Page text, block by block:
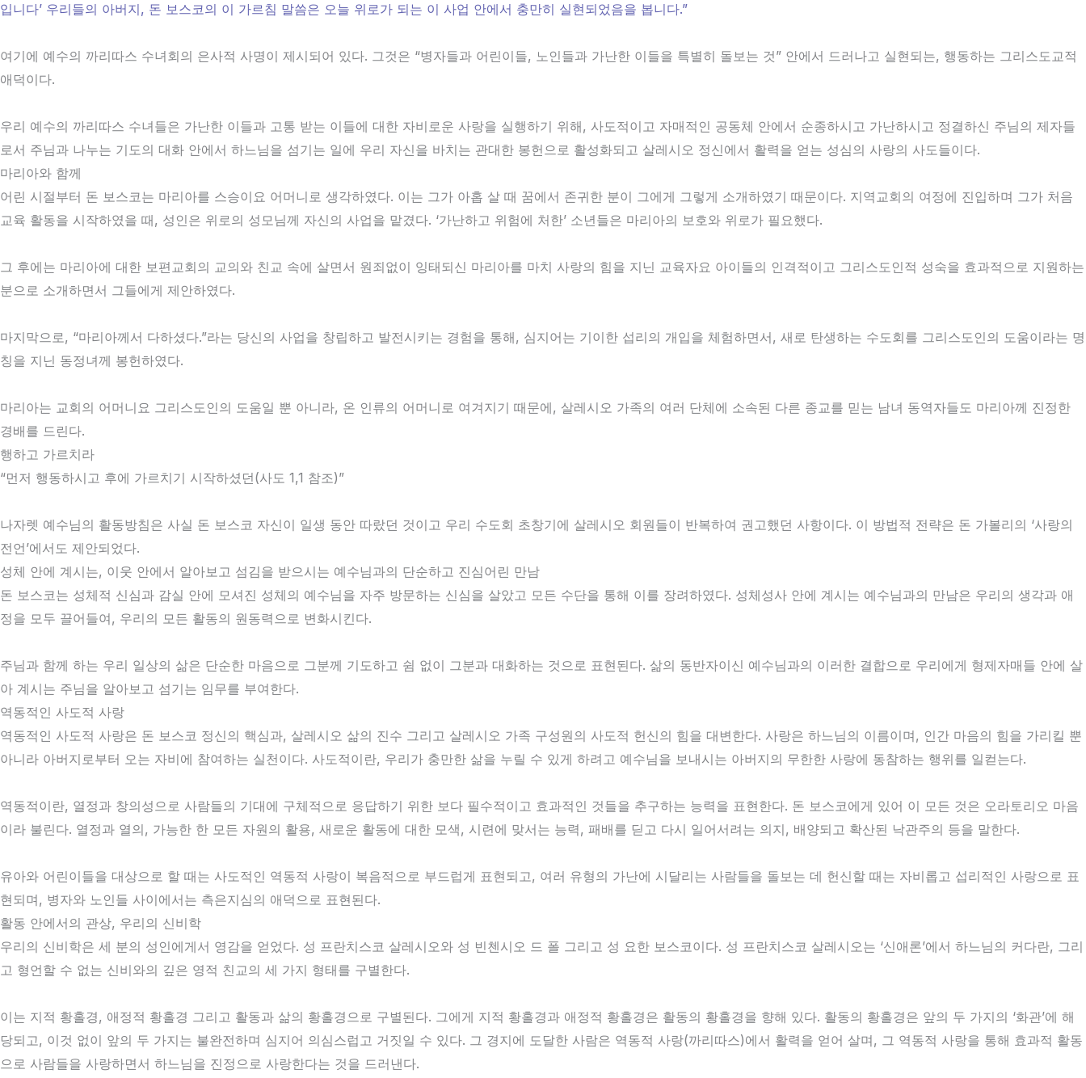
입니다’ 우리들의 아버지, 돈 보스코의 이 가르침 말씀은 오늘 위로가 되는 이 사업 안에서 충만히 실현되었음을 봅니다.”
여기에 예수의 까리따스 수녀회의 은사적 사명이 제시되어 있다. 그것은 “병자들과 어린이들, 노인들과 가난한 이들을 특별히 돌보는 것” 안에서 드러나고 실현되는, 행동하는 그리스도교적
애덕이다.
우리 예수의 까리따스 수녀들은 가난한 이들과 고통 받는 이들에 대한 자비로운 사랑을 실행하기 위해, 사도적이고 자매적인 공동체 안에서 순종하시고 가난하시고 정결하신 주님의 제자들
로서 주님과 나누는 기도의 대화 안에서 하느님을 섬기는 일에 우리 자신을 바치는 관대한 봉헌으로 활성화되고 살레시오 정신에서 활력을 얻는 성심의 사랑의 사도들이다.
마리아와 함께
어린 시절부터 돈 보스코는 마리아를 스승이요 어머니로 생각하였다. 이는 그가 아홉 살 때 꿈에서 존귀한 분이 그에게 그렇게 소개하였기 때문이다. 지역교회의 여정에 진입하며 그가 처음
교육 활동을 시작하였을 때, 성인은 위로의 성모님께 자신의 사업을 맡겼다. ‘가난하고 위험에 처한’ 소년들은 마리아의 보호와 위로가 필요했다.
그 후에는 마리아에 대한 보편교회의 교의와 친교 속에 살면서 원죄없이 잉태되신 마리아를 마치 사랑의 힘을 지닌 교육자요 아이들의 인격적이고 그리스도인적 성숙을 효과적으로 지원하는
분으로 소개하면서 그들에게 제안하였다.
마지막으로, “마리아께서 다하셨다.”라는 당신의 사업을 창립하고 발전시키는 경험을 통해, 심지어는 기이한 섭리의 개입을 체험하면서, 새로 탄생하는 수도회를 그리스도인의 도움이라는 명
칭을 지닌 동정녀께 봉헌하였다.
마리아는 교회의 어머니요 그리스도인의 도움일 뿐 아니라, 온 인류의 어머니로 여겨지기 때문에, 살레시오 가족의 여러 단체에 소속된 다른 종교를 믿는 남녀 동역자들도 마리아께 진정한
경배를 드린다.
행하고 가르치라
“먼저 행동하시고 후에 가르치기 시작하셨던(사도 1,1 참조)”
나자렛 예수님의 활동방침은 사실 돈 보스코 자신이 일생 동안 따랐던 것이고 우리 수도회 초창기에 살레시오 회원들이 반복하여 권고했던 사항이다. 이 방법적 전략은 돈 가볼리의 ‘사랑의
전언’에서도 제안되었다.
성체 안에 계시는, 이웃 안에서 알아보고 섬김을 받으시는 예수님과의 단순하고 진심어린 만남
돈 보스코는 성체적 신심과 감실 안에 모셔진 성체의 예수님을 자주 방문하는 신심을 살았고 모든 수단을 통해 이를 장려하였다. 성체성사 안에 계시는 예수님과의 만남은 우리의 생각과 애
정을 모두 끌어들여, 우리의 모든 활동의 원동력으로 변화시킨다.
주님과 함께 하는 우리 일상의 삶은 단순한 마음으로 그분께 기도하고 쉼 없이 그분과 대화하는 것으로 표현된다. 삶의 동반자이신 예수님과의 이러한 결합으로 우리에게 형제자매들 안에 살
아 계시는 주님을 알아보고 섬기는 임무를 부여한다.
역동적인 사도적 사랑
역동적인 사도적 사랑은 돈 보스코 정신의 핵심과, 살레시오 삶의 진수 그리고 살레시오 가족 구성원의 사도적 헌신의 힘을 대변한다. 사랑은 하느님의 이름이며, 인간 마음의 힘을 가리킬 뿐
아니라 아버지로부터 오는 자비에 참여하는 실천이다. 사도적이란, 우리가 충만한 삶을 누릴 수 있게 하려고 예수님을 보내시는 아버지의 무한한 사랑에 동참하는 행위를 일컫는다.
역동적이란, 열정과 창의성으로 사람들의 기대에 구체적으로 응답하기 위한 보다 필수적이고 효과적인 것들을 추구하는 능력을 표현한다. 돈 보스코에게 있어 이 모든 것은 오라토리오 마음
이라 불린다. 열정과 열의, 가능한 한 모든 자원의 활용, 새로운 활동에 대한 모색, 시련에 맞서는 능력, 패배를 딛고 다시 일어서려는 의지, 배양되고 확산된 낙관주의 등을 말한다.
유아와 어린이들을 대상으로 할 때는 사도적인 역동적 사랑이 복음적으로 부드럽게 표현되고, 여러 유형의 가난에 시달리는 사람들을 돌보는 데 헌신할 때는 자비롭고 섭리적인 사랑으로 표
현되며, 병자와 노인들 사이에서는 측은지심의 애덕으로 표현된다.
활동 안에서의 관상, 우리의 신비학
우리의 신비학은 세 분의 성인에게서 영감을 얻었다. 성 프란치스코 살레시오와 성 빈첸시오 드 폴 그리고 성 요한 보스코이다. 성 프란치스코 살레시오는 ‘신애론’에서 하느님의 커다란, 그리
고 형언할 수 없는 신비와의 깊은 영적 친교의 세 가지 형태를 구별한다.
이는 지적 황홀경, 애정적 황홀경 그리고 활동과 삶의 황홀경으로 구별된다. 그에게 지적 황홀경과 애정적 황홀경은 활동의 황홀경을 향해 있다. 활동의 황홀경은 앞의 두 가지의 ‘화관’에 해
당되고, 이것 없이 앞의 두 가지는 불완전하며 심지어 의심스럽고 거짓일 수 있다. 그 경지에 도달한 사람은 역동적 사랑(까리따스)에서 활력을 얻어 살며, 그 역동적 사랑을 통해 효과적 활동
으로 사람들을 사랑하면서 하느님을 진정으로 사랑한다는 것을 드러낸다.